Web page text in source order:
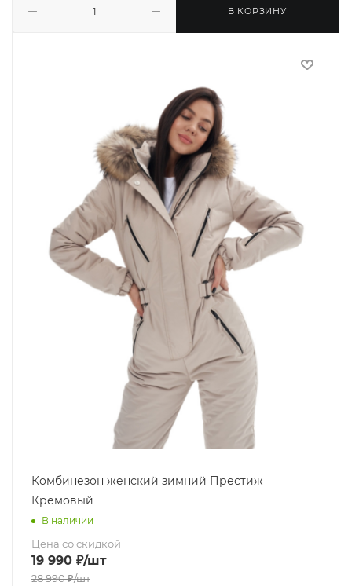
В КОРЗИНУ
Комбинезон женский зимний Престиж
Кремовый
В наличии
Цена со скидкой
19 990 ₽/шт
28 990₽/шт